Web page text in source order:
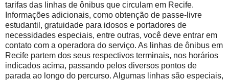
tarifas das linhas de ônibus que circulam em Recife.
Informações adicionais, como obtenção de passe-livre
estudantil, gratuidade para idosos e portadores de
necessidades especiais, entre outras, você deve entrar em
contato com a operadora do serviço. As linhas de ônibus em
Recife partem dos seus respectivos terminais, nos horários
indicados acima, passando pelos diversos pontos de
parada ao longo do percurso. Algumas linhas são especiais,